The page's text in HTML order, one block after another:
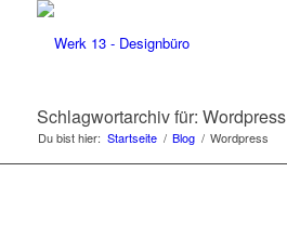
Schlagwortarchiv für: Wordpress
Du bist hier: Startseite / Blog / Wordpress